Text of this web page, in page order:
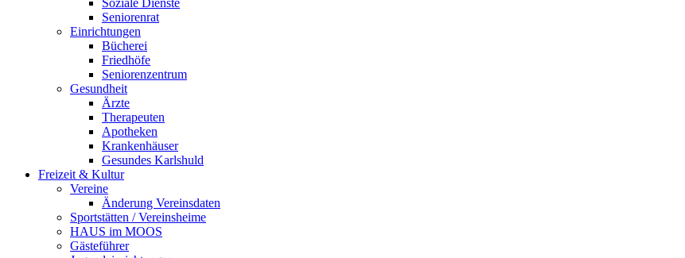
Soziale Dienste
Seniorenrat
Einrichtungen
Bücherei
Friedhöfe
Seniorenzentrum
Gesundheit
Ärzte
Therapeuten
Apotheken
Krankenhäuser
Gesundes Karlshuld
Freizeit & Kultur
Vereine
Änderung Vereinsdaten
Sportstätten / Vereinsheime
HAUS im MOOS
Gästeführer